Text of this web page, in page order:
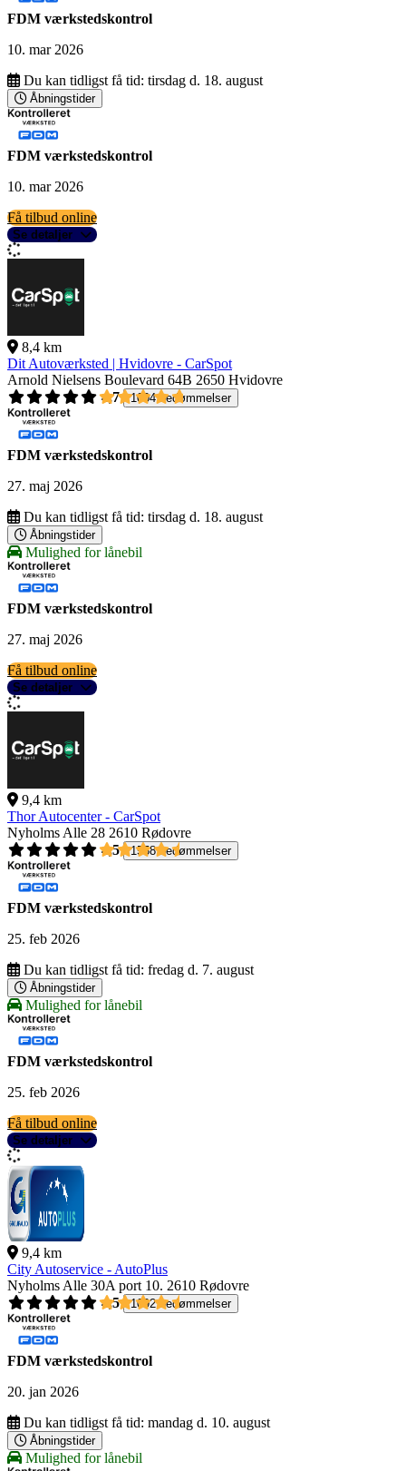
FDM værkstedskontrol
10. mar 2026
Du kan tidligst få tid: tirsdag d. 18. august
Åbningstider
FDM værkstedskontrol
10. mar 2026
Få tilbud online
Se detaljer
8,4 km
Dit Autoværksted | Hvidovre - CarSpot
Arnold Nielsens Boulevard 64B 2650 Hvidovre
4,7
1004 bedømmelser
FDM værkstedskontrol
27. maj 2026
Du kan tidligst få tid: tirsdag d. 18. august
Åbningstider
Mulighed for lånebil
FDM værkstedskontrol
27. maj 2026
Få tilbud online
Se detaljer
9,4 km
Thor Autocenter - CarSpot
Nyholms Alle 28 2610 Rødovre
4,5
1558 bedømmelser
FDM værkstedskontrol
25. feb 2026
Du kan tidligst få tid: fredag d. 7. august
Åbningstider
Mulighed for lånebil
FDM værkstedskontrol
25. feb 2026
Få tilbud online
Se detaljer
9,4 km
City Autoservice - AutoPlus
Nyholms Alle 30A port 10. 2610 Rødovre
4,5
1092 bedømmelser
FDM værkstedskontrol
20. jan 2026
Du kan tidligst få tid: mandag d. 10. august
Åbningstider
Mulighed for lånebil